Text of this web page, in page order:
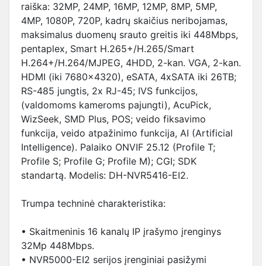
raiška: 32MP, 24MP, 16MP, 12MP, 8MP, 5MP,
4MP, 1080P, 720P, kadrų skaičius neribojamas,
maksimalus duomenų srauto greitis iki 448Mbps,
pentaplex, Smart H.265+/H.265/Smart
H.264+/H.264/MJPEG, 4HDD, 2-kan. VGA, 2-kan.
HDMI (iki 7680×4320), eSATA, 4xSATA iki 26TB;
RS-485 jungtis, 2x RJ-45; IVS funkcijos,
(valdomoms kameroms pajungti), AcuPick,
WizSeek, SMD Plus, POS; veido fiksavimo
funkcija, veido atpažinimo funkcija, AI (Artificial
Intelligence). Palaiko ONVIF 25.12 (Profile T;
Profile S; Profile G; Profile M); CGI; SDK
standartą. Modelis: DH-NVR5416-EI2.
Trumpa techninė charakteristika:
• Skaitmeninis 16 kanalų IP įrašymo įrenginys
32Mp 448Mbps.
• NVR5000-EI2 serijos įrenginiai pasižymi